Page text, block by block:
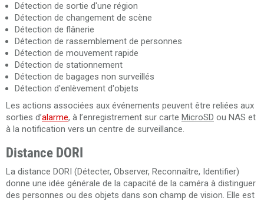
Détection de sortie d'une région
Détection de changement de scène
Détection de flânerie
Détection de rassemblement de personnes
Détection de mouvement rapide
Détection de stationnement
Détection de bagages non surveillés
Détection d'enlèvement d'objets
Les actions associées aux événements peuvent être reliées aux
sorties d’alarme, à l’enregistrement sur carte MicroSD ou NAS et
à la notification vers un centre de surveillance.
Distance DORI
La distance DORI (Détecter, Observer, Reconnaître, Identifier)
donne une idée générale de la capacité de la caméra à distinguer
des personnes ou des objets dans son champ de vision. Elle est